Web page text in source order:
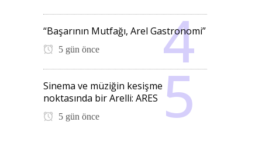
“Başarının Mutfağı, Arel Gastronomi”
5 gün önce
Sinema ve müziğin kesişme
noktasında bir Arelli: ARES
5 gün önce